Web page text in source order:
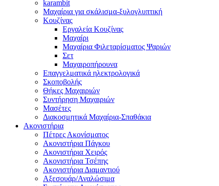
karambit
Μαχαίρια για σκάλισμα-ξυλογλυπτική
Κουζίνας
Εργαλεία Κουζίνας
Μαχαίρι
Μαχαίρια Φιλεταρίσματος Ψαριών
Σετ
Μαχαιροπήρουνα
Επαγγελματικά ηλεκτρολογικά
Σκοποβολής
Θήκες Μαχαιριών
Συντήρηση Μαχαιριών
Μασέτες
Διακοσμητικά Μαχαίρια-Σπαθάκια
Ακονιστήρια
Πέτρες Ακονίσματος
Ακονιστήρια Πάγκου
Ακονιστήρια Χειρός
Ακονιστήρια Τσέπης
Ακονιστήρια Διαμαντιού
Αξεσουάρ/Αναλώσιμα